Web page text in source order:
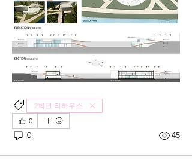
2학년 티하우스
0
0 45